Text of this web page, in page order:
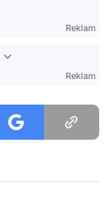
Reklam
Reklam